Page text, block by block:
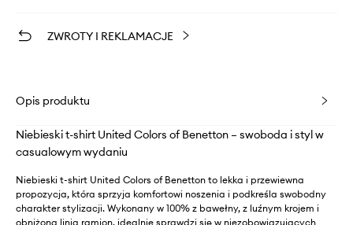
ZWROTY I REKLAMACJE
Opis produktu
Niebieski t-shirt United Colors of Benetton – swoboda i styl w
casualowym wydaniu
Niebieski t-shirt United Colors of Benetton to lekka i przewiewna
propozycja, która sprzyja komfortowi noszenia i podkreśla swobodny
charakter stylizacji. Wykonany w 100% z bawełny, z luźnym krojem i
obniżoną linią ramion, idealnie sprawdzi się w niezobowiązujących